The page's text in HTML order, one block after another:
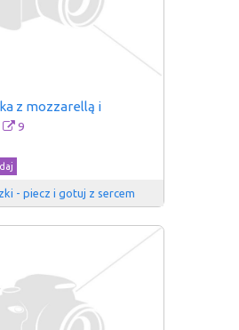
z mozzarellą i
9
- piecz i gotuj z sercem